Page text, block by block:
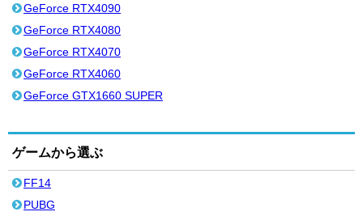
GeForce RTX4090
GeForce RTX4080
GeForce RTX4070
GeForce RTX4060
GeForce GTX1660 SUPER
ゲームから選ぶ
FF14
PUBG